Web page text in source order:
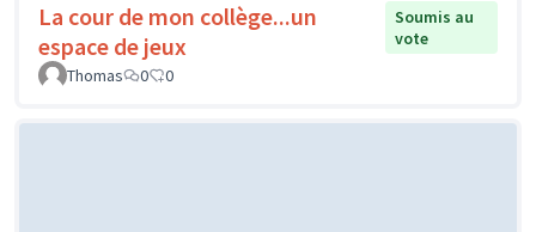
La cour de mon collège...un
espace de jeux
Soumis au
vote
Thomas
0 0